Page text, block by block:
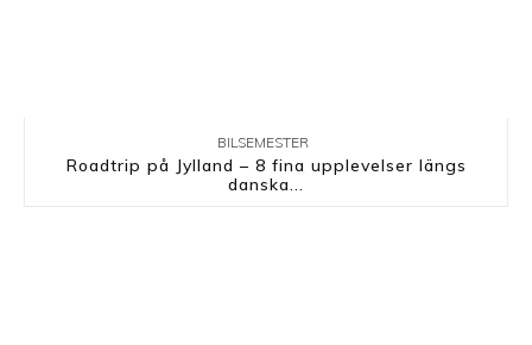
BILSEMESTER
Roadtrip på Jylland – 8 fina upplevelser längs
danska...